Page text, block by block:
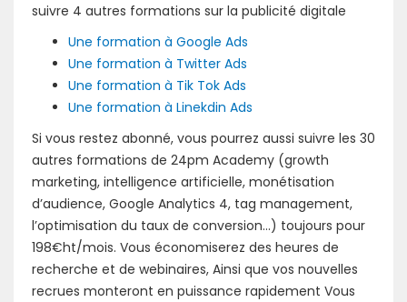
suivre 4 autres formations sur la publicité digitale
Une formation à Google Ads
Une formation à Twitter Ads
Une formation à Tik Tok Ads
Une formation à Linekdin Ads
Si vous restez abonné, vous pourrez aussi suivre les 30
autres formations de 24pm Academy (growth
marketing, intelligence artificielle, monétisation
d’audience, Google Analytics 4, tag management,
l’optimisation du taux de conversion...) toujours pour
198€ht/mois. Vous économiserez des heures de
recherche et de webinaires, Ainsi que vos nouvelles
recrues monteront en puissance rapidement Vous